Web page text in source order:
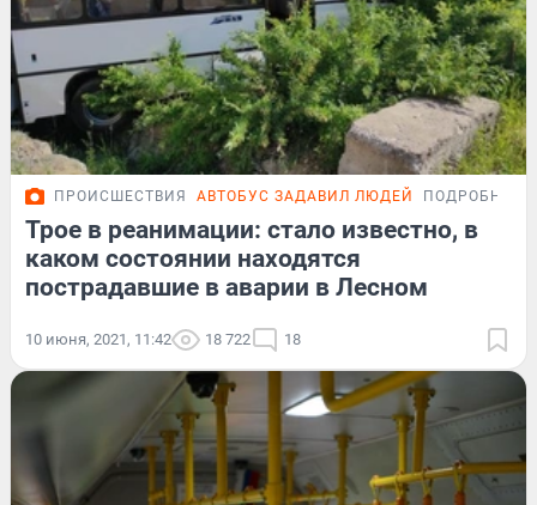
ПРОИСШЕСТВИЯ АВТОБУС ЗАДАВИЛ ЛЮДЕЙ
Трое в реанимации: стало известно, в
каком состоянии находятся
пострадавшие в аварии в Лесном
10 июня, 2021, 11:42 18 722 18